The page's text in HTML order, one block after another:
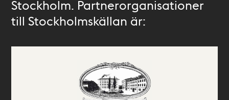
Stockholm. Partnerorganisationer
till Stockholmskällan är: